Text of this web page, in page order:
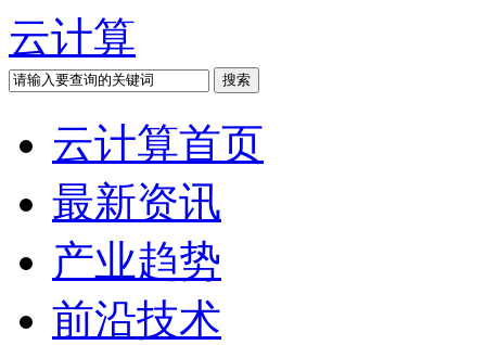
云计算
云计算首页
最新资讯
产业趋势
前沿技术